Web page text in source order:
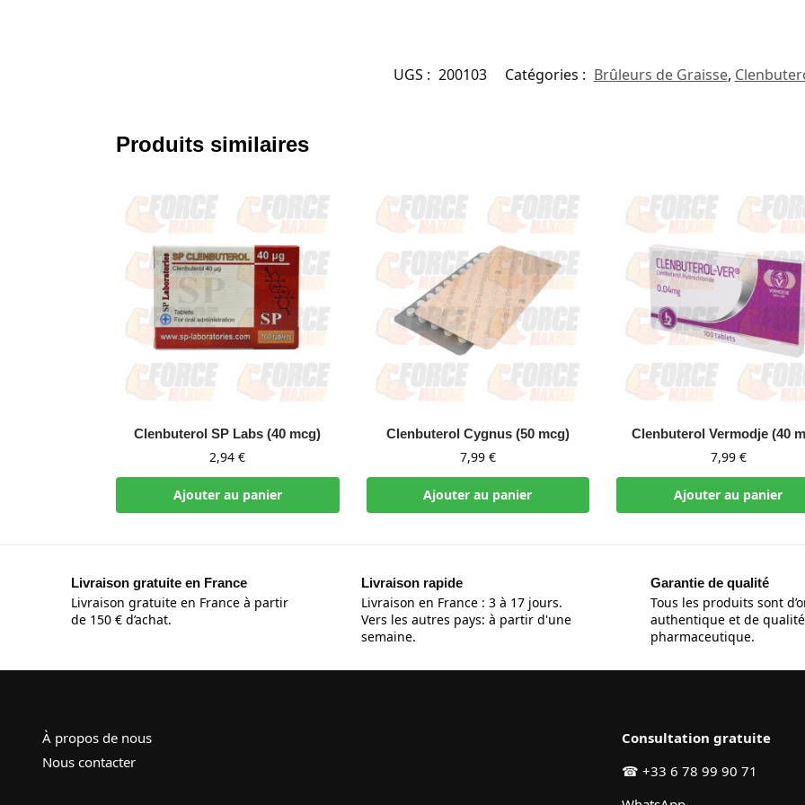
UGS : 200103 Catégories : Brûleurs de Graisse,
Produits similaires
Clenbuterol SP Labs (40 mcg)
2,94€
Ajouter au panier
Clenbuterol Cygnus (50 mcg)
7,99 €
Ajouter au panier
Clenbuterol Vermodje (40
7,99 €
Ajouter au panier
Livraison gratuite en France
Livraison gratuite en France à partir
de 150 € d’achat.
Livraison rapide
Livraison en France : 3 à 17 jours.
Vers les autres pays: à partir d'une
semaine.
Garantie de qualité
Tous les produits sont
authentique et de qualité
pharmaceutique.
À propos de nous
Nous contacter
Consultation gratuite
☎ +33 6 78 99 90 71